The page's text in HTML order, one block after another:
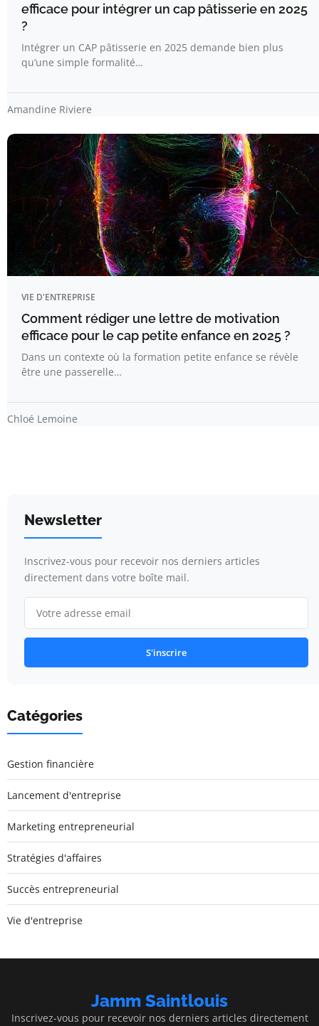
efficace pour intégrer un cap pâtisserie en 2025
?
Intégrer un CAP pâtisserie en 2025 demande bien plus
qu’une simple formalité…
Amandine Riviere
VIE D'ENTREPRISE
Comment rédiger une lettre de motivation
efficace pour le cap petite enfance en 2025 ?
Dans un contexte où la formation petite enfance se révèle
être une passerelle…
Chloé Lemoine
Newsletter
Inscrivez-vous pour recevoir nos derniers articles
directement dans votre boîte mail.
S'inscrire
Catégories
Gestion financière
Lancement d'entreprise
Marketing entrepreneurial
Stratégies d'affaires
Succès entrepreneurial
Vie d'entreprise
Jamm Saintlouis
Inscrivez-vous pour recevoir nos derniers articles directement